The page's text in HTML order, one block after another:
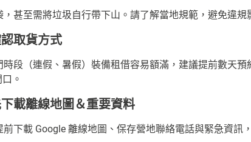
甚至需將垃圾自行帶下山。請了解當地規範，避免違規
取貨方式
段（連假、暑假）裝備租借容易額滿，建議提前數天
。
載離線地圖＆重要資料
下載 Google 離線地圖、保存營地聯絡電話與緊急資訊